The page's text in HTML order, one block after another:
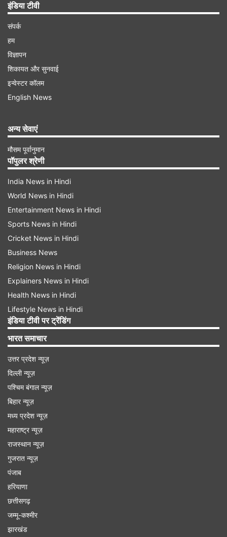
AC कोच की खिड़की का आउटर शीशा टूटा
यह घटना गुरुवार शाम इटावा टूंडला रेल खंड पर हुई। गाड़ी
संख्या 12003 लखनऊ से नई दिल्ली जा रही थी।
के एसी कोच पर किसी अज्ञात व्यक्ति ने पत्थर फेंका। पत्थर
E1 कोच में सीट संख्या 53-54 के पास लगा जिससे खिड़की
का बाहरी शीशा टूट गया। सूचना मिलने पर पुलिस अधीक्षक
आदित्य लागहें, पुलिस अधीक्षक (रेलवे) अनिल झा, पुलिस
अधीक्षक (नगर) रवि शंकर प्रसाद और RPF के अधिकारी
मौके पर पहुंचे। उन्होंने आसपास के सीसीटीवी फुटेज खंगाले।
E1 कोच में सवार थे मोहन भागवत।
इंडिया टीवी
संपर्क
हम
विज्ञापन
शिकायत और सुनवाई
इन्वेस्टर कॉलम
English News
अन्य सेवाएं
मौसम पूर्वानुमान
पॉपुलर श्रेणी
India News in Hindi
World News in Hindi
Entertainment News in Hindi
Sports News in Hindi
Cricket News in Hindi
Business News
Religion News in Hindi
Explainers News in Hindi
Health News in Hindi
Lifestyle News in Hindi
इंडिया टीवी पर ट्रेंडिंग
भारत समाचार
उत्तर प्रदेश न्यूज़
दिल्ली न्यूज़
पश्चिम बंगाल न्यूज़
बिहार न्यूज़
मध्य प्रदेश न्यूज़
महाराष्ट्र न्यूज़
राजस्थान न्यूज़
गुजरात न्यूज़
पंजाब
हरियाणा
छत्तीसगढ़
जम्मू-कश्मीर
झारखंड